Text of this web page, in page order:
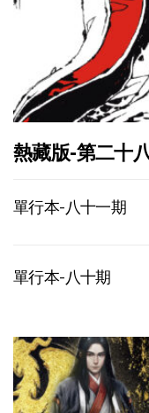
熱藏版-第二十
單行本-八十一期
單行本-八十期